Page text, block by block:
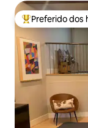
Entre os
Preferido dos